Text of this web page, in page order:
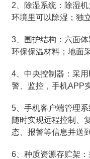
2、除湿系统：除湿
环境里可以除湿；独
3、围护结构：六面
环保保温材料；地面
4、中央控制器：采
警、监控，手机APP
5、手机客户端管理
随时实现远程控制、
态、报警等信息并送
6、种质资源存贮架